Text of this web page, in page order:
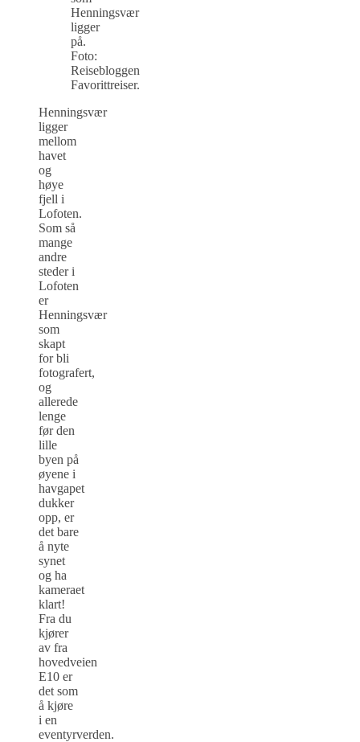
Henningsvær
ligger
på.
Foto:
Reisebloggen
Favorittreiser.
Henningsvær
ligger
mellom
havet
og
høye
fjell i
Lofoten.
Som så
mange
andre
steder i
Lofoten
er
Henningsvær
som
skapt
for bli
fotografert,
og
allerede
lenge
før den
lille
byen på
øyene i
havgapet
dukker
opp, er
det bare
å nyte
synet
og ha
kameraet
klart!
Fra du
kjører
av fra
hovedveien
E10 er
det som
å kjøre
i en
eventyrverden.